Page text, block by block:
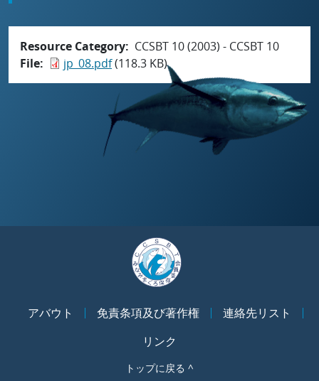
Resource Category
CCSBT 10 (2003) - CCSBT 10
File
jp_08.pdf(118.3 KB)
アバウト 免責条項及び著作権
連絡先リスト
リンク
トップに戻る ^